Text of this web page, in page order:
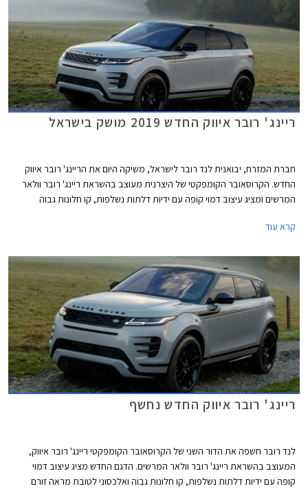
ריינג' רובר איווק החדש 2019 מושק בישראל
חברת המזרח, יבואנית לנד רובר לישראל, משיקה היום את הריינג' רובר איווק
החדש. הקרוסאובר הקומפקטי של היצרנית מעוצב בהשראת ריינג' רובר וולאר
המרשים ומציג עיצוב דמוי קופה עם ידיות דלתות נשלפות, קו חלונות גבוה
קרא עוד
ריינג' רובר איווק החדש נחשף
לנד רובר חשפה את הדור השני של הקרוסאובר הקומפקטי ריינג' רובר איווק,
המעוצב בהשראת ריינג' רובר וולאר המרשים. הדגם החדש מציג עיצוב דמוי
קופה עם ידיות דלתות נשלפות, קו חלונות גבוה ואלכסוני לטובת מראה זורם